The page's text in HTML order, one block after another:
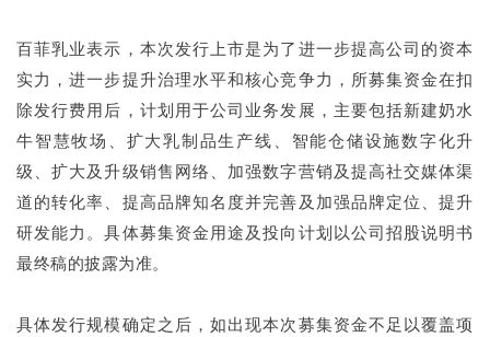
百菲乳业表示，本次发行上市是为了进一步提高公司的资本
实力，进一步提升治理水平和核心竞争力，所募集资金在扣
除发行费用后，计划用于公司业务发展，主要包括新建奶水
牛智慧牧场、扩大乳制品生产线、智能仓储设施数字化升
级、扩大及升级销售网络、加强数字营销及提高社交媒体渠
道的转化率、提高品牌知名度并完善及加强品牌定位、提升
研发能力。具体募集资金用途及投向计划以公司招股说明书
最终稿的披露为准。
具体发行规模确定之后，如出现本次募集资金不足以覆盖项